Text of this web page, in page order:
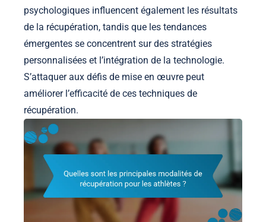
psychologiques influencent également les résultats
de la récupération, tandis que les tendances
émergentes se concentrent sur des stratégies
personnalisées et l’intégration de la technologie.
S’attaquer aux défis de mise en œuvre peut
améliorer l’efficacité de ces techniques de
récupération.